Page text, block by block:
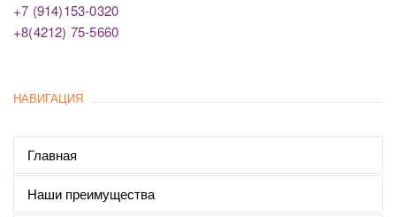
+7 (914)153-0320
+8(4212) 75-5660
НАВИГАЦИЯ
Главная
Наши преимущества